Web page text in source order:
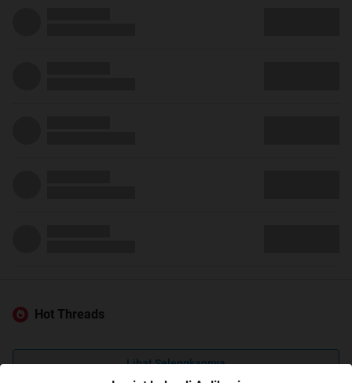
Hot Threads
Lihat Selengkapnya